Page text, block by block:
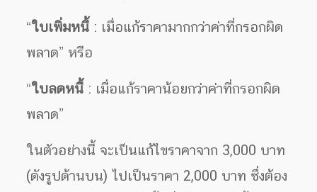
“ใบเพิ่มหนี้: เมื่อแก้ราคามากกว่าค่าที่กรอกผิด
พลาด” หรือ
“ใบลดหนี้: เมื่อแก้ราคาน้อยกว่าค่าที่กรอกผิด
พลาด”
ในตัวอย่างนี้ จะเป็นแก้ไขราคาจาก 3,000 บาท
(ดังรูปด้านบน) ไปเป็นราคา 2,000 บาท ซึ่งต้อง